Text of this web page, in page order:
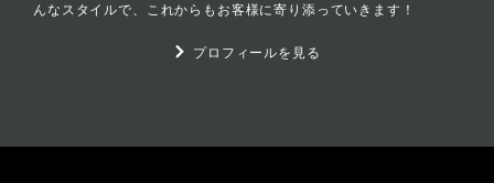
んなスタイルで、これからもお客様に寄り添っていきます！
プロフィールを見る